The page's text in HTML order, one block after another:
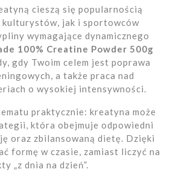
cieszą się popularnością
kulturystów, jak i sportowców
wymagające dynamicznego
100% Creatine Powder 500g
gdy Twoim celem jest poprawa
a także praca nad
o wysokiej intensywności.
praktycznie: kreatyna może
która obejmuje odpowiedni
oraz zbilansowaną dietę. Dzięki
formę w czasie, zamiast liczyć na
„z dnia na dzień”.